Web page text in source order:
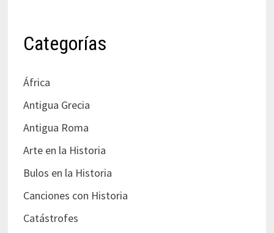
Categorías
África
Antigua Grecia
Antigua Roma
Arte en la Historia
Bulos en la Historia
Canciones con Historia
Catástrofes